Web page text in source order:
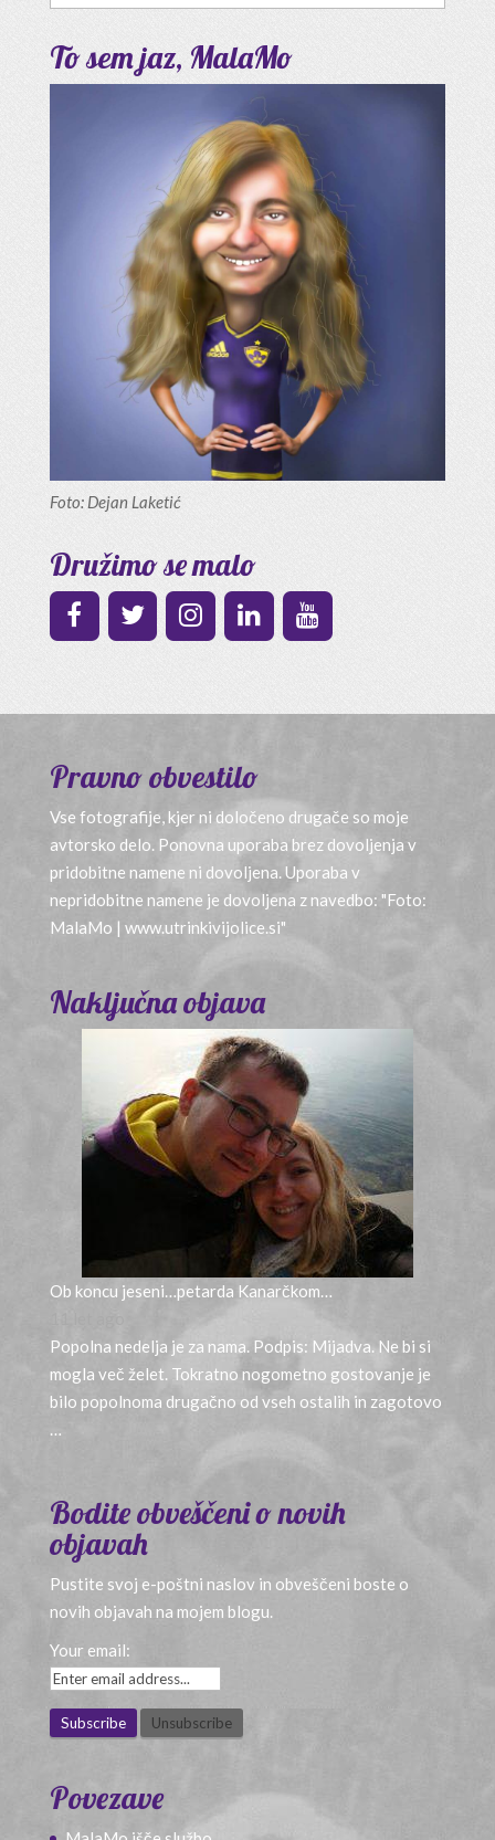
To sem jaz, MalaMo
Foto: Dejan Laketić
Družimo se malo
Pravno obvestilo
Vse fotografije, kjer ni določeno drugače so moje
avtorsko delo. Ponovna uporaba brez dovoljenja v
pridobitne namene ni dovoljena. Uporaba v
nepridobitne namene je dovoljena z navedbo: "Foto:
MalaMo | www.utrinkivijolice.si"
Naključna objava
Ob koncu jeseni…petarda Kanarčkom…
Popolna nedelja je za nama. Podpis: Mijadva. Ne bi si
mogla več želet. Tokratno nogometno gostovanje je
bilo popolnoma drugačno od vseh ostalih in zagotovo
…
Bodite obveščeni o novih
objavah
Pustite svoj e-poštni naslov in obveščeni boste o
novih objavah na mojem blogu.
Your email:
Povezave